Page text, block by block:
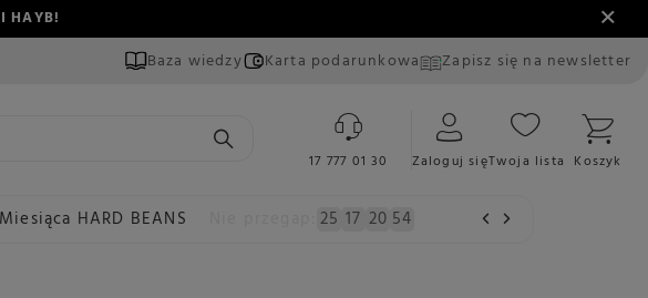
HAYB!
Baza wiedzy Karta podarunkowa Zapisz się na newsletter
17 777 01 30 Zaloguj sięTwoja lista Koszyk
HARD BEANS 25 17 20 52